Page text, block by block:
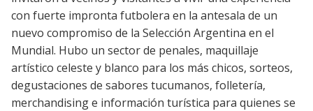
con fuerte impronta futbolera en la antesala de un
nuevo compromiso de la Selección Argentina en el
Mundial. Hubo un sector de penales, maquillaje
artístico celeste y blanco para los más chicos, sorteos,
degustaciones de sabores tucumanos, folletería,
merchandising e información turística para quienes se